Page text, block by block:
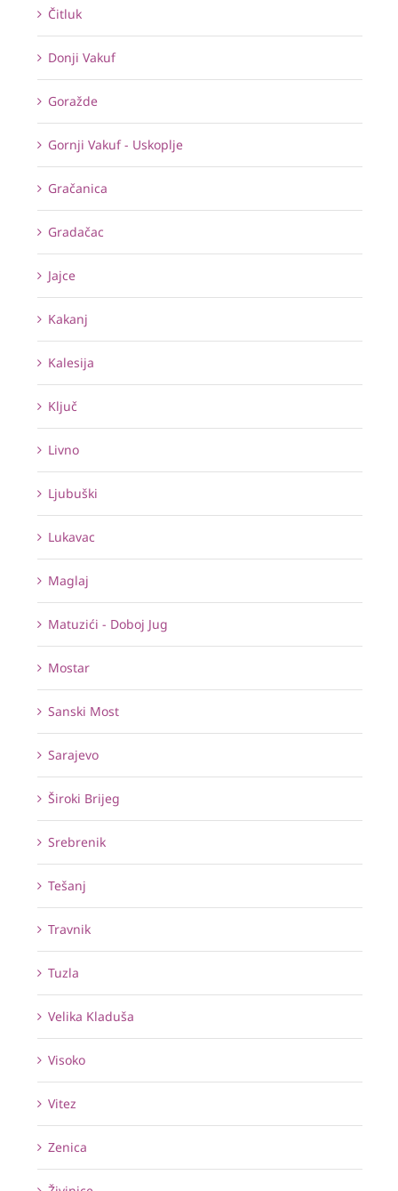
Čitluk
Donji Vakuf
Goražde
Gornji Vakuf - Uskoplje
Gračanica
Gradačac
Jajce
Kakanj
Kalesija
Ključ
Livno
Ljubuški
Lukavac
Maglaj
Matuzići - Doboj Jug
Mostar
Sanski Most
Sarajevo
Široki Brijeg
Srebrenik
Tešanj
Travnik
Tuzla
Velika Kladuša
Visoko
Vitez
Zenica